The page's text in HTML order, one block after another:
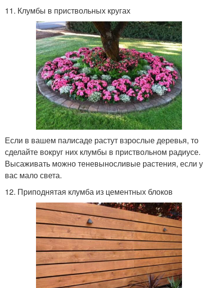
11. Клумбы в приствольных кругах
Если в вашем палисаде растут взрослые деревья, то
сделайте вокруг них клумбы в приствольном радиусе.
Высаживать можно теневыносливые растения, если у
вас мало света.
12. Приподнятая клумба из цементных блоков